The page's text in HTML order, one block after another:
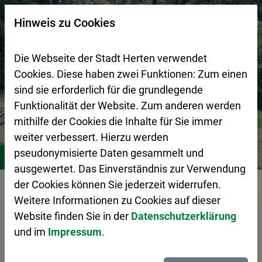
Zur Startseite (Schnelltaste 0)
Zum Seitenanfang springen (Schnelltaste A)
Zur Navigation/Menü springen (Schnelltaste M)
Zur Suche springen (Schnelltaste 8)
Zum Inhalt springen (Schnelltaste I)
Zum Fußbereich springen (Schnelltaste Z)
Stadtleben Freizeitangebote für Kids und Teens
Vorlesen
Suchseite mit Schnellsuche
Hinweis zu Cookies
Die Webseite der Stadt Herten verwendet
Cookies. Diese haben zwei Funktionen: Zum einen
sind sie erforderlich für die grundlegende
Funktionalität der Website. Zum anderen werden
mithilfe der Cookies die Inhalte für Sie immer
weiter verbessert. Hierzu werden
pseudonymisierte Daten gesammelt und
ausgewertet. Das Einverständnis zur Verwendung
der Cookies können Sie jederzeit widerrufen.
Weitere Informationen zu Cookies auf dieser
Website finden Sie in der Datenschutzerklärung
und im Impressum.